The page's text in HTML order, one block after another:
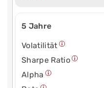
5 Jahre
Volatilität
Sharpe Ratio
Alpha